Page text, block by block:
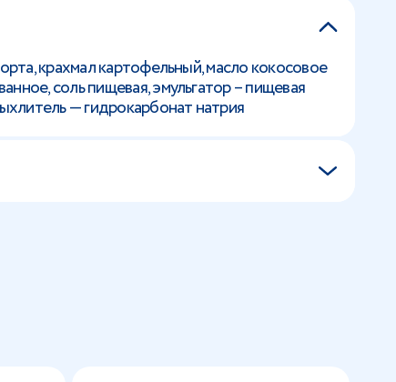
крахмал картофельный, масло кокосовое
соль пищевая, эмульгатор – пищевая
— гидрокарбонат натрия